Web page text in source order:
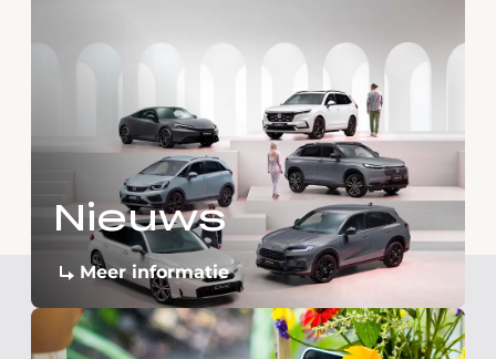
Nieuws
Meer informatie